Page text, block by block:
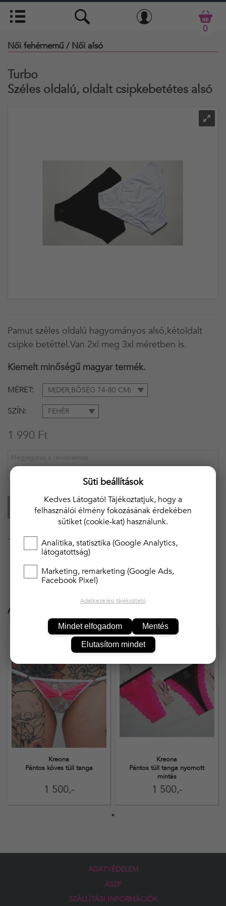
0
Női fehérnemű / Női alsó
Turbo
Széles oldalú, oldalt csipkebetétes alsó
Pamut széles oldalú hagyományos alsó,kétoldalt
csipke betéttel.Van 2xl meg 3xl méretben is.
Kiemelt minőségű magyar termék.
MÉRET M(DER,BŐSÉG 74-80 CM)
SZÍN FEHÉR
1 990 Ft
KOSÁRBA
20 000 Ft felett ingyenes kiszállítás!!
Ajánlott termékek
1 500,-
Kreona
Pántos köves tüll tanga
1 500,-
Kreona
Pántos tüll tanga nyomott
mintás
ADATVÉDELEM
ÁSZF
SZÁLLÍTÁSI INFORMÁCIÓK
Süti beállítások
Kedves Látogató! Tájékoztatjuk, hogy a
felhasználói élmény fokozásának érdekében
sütiket (cookie-kat) használunk.
Analitika, statisztika (Google Analytics,
látogatottság)
Marketing, remarketing (Google Ads,
Facebook Pixel)
Adatkezelési tájékoztató
Mindet elfogadom Mentés
Elutasítom mindet